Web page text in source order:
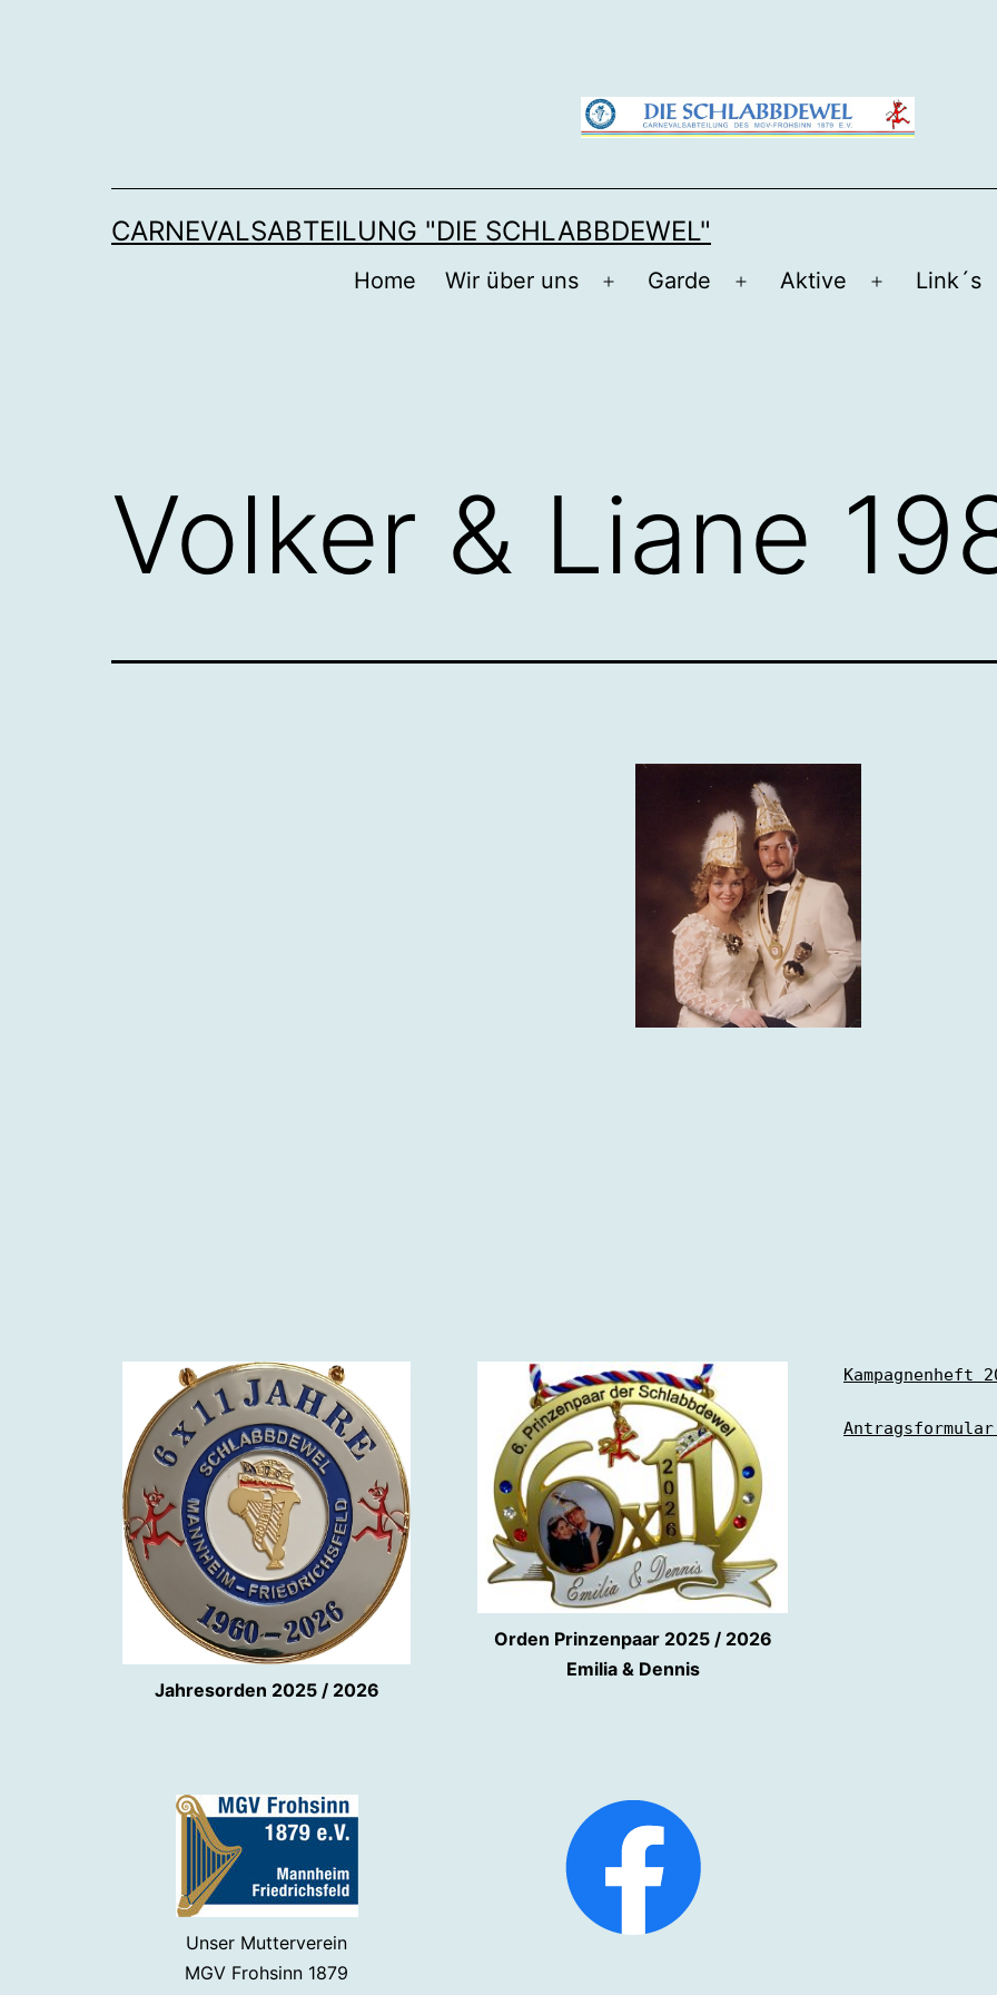
CARNEVALSABTEILUNG "DIE SCHLABBDEWEL"
Home Wir über uns
Menü
Garde
Menü
Aktive
Menü
Link´s
Volker & Liane
Jahresorden 2025 / 2026
Orden Prinzenpaar 2025 / 2026
Emilia & Dennis
Kampagnenheft
Unser Mutterverein
MGV Frohsinn 1879